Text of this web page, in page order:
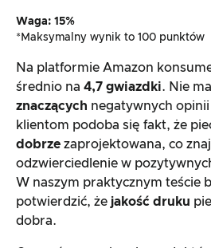
Waga: 15%
*Maksymalny wynik to 100 punktów
Na platformie Amazon
średnio na 4,7 gwiazdki. Nie ma
znaczących negatywnych
klientom podoba się fakt, że
dobrze zaprojektowana, co
odzwierciedlenie w
W naszym praktycznym teście
potwierdzić, że jakość druku
dobra.